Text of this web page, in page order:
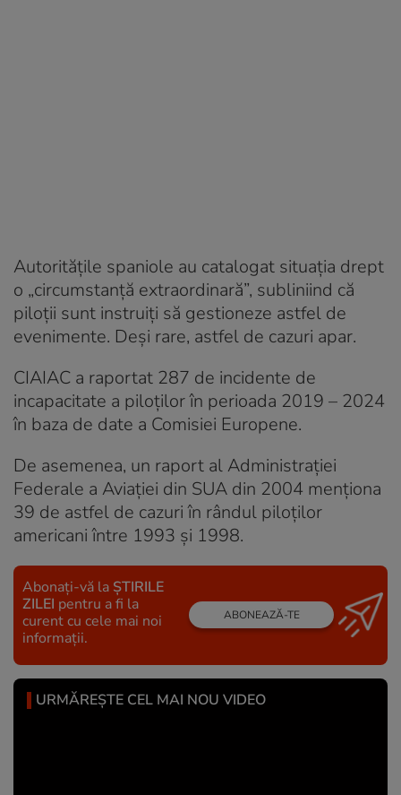
Autoritățile spaniole au catalogat situația drept
o „circumstanță extraordinară”, subliniind că
piloții sunt instruiți să gestioneze astfel de
evenimente. Deși rare, astfel de cazuri apar.
CIAIAC a raportat 287 de incidente de
incapacitate a piloților în perioada 2019 – 2024
în baza de date a Comisiei Europene.
De asemenea, un raport al Administrației
Federale a Aviației din SUA din 2004 menționa
39 de astfel de cazuri în rândul piloților
americani între 1993 și 1998.
Abonați-vă la ȘTIRILE
ZILEI pentru a fi la
curent cu cele mai noi
informații.
ABONEAZĂ-TE
URMĂREȘTE CEL MAI NOU VIDEO